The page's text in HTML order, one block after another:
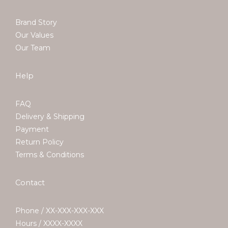
Brand Story
Our Values
Our Team
Help
FAQ
Delivery & Shipping
Payment
Return Policy
Terms & Conditions
Contact
Phone / XX-XXX-XXX-XXX
Hours / XXXX-XXXX